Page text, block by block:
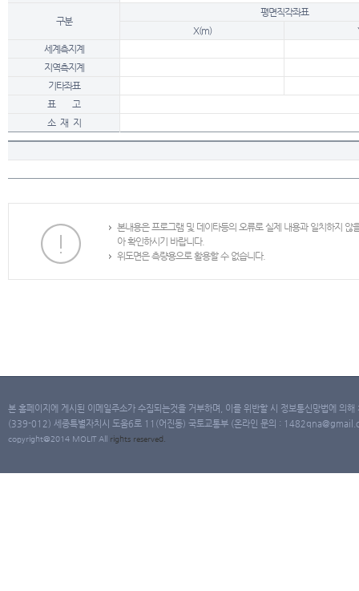
구분
평면직각좌표
X(m)
세계측지계
지역측지계
기타좌표
표 고
소 재 지
본내용은 프로그램 및 데이타등의 오류로 실제 내용과 일치하지
아 확인하시기 바랍니다.
위도면은 측량용으로 활용할 수 없습니다.
본 홈페이지에 게시된 이메일주소가 수집되는것을 거부하며, 이를 위반할 시 정보통신망법에 의
(339-012) 세종특별자치시 도움6로 11(어진동) 국토교통부 (온라인 문의 :
copyright@2014 MOLIT All rights reserved.